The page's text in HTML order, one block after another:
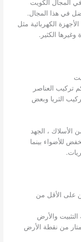
المجال الكويت
في هذا المجال.
الكهربائية مثل
وغيرها الكثير.
تركيب العناصر
الثريا وبعض
الأسلاك ، الجهد
للأضواء بينما
على الأقل من
والأرض